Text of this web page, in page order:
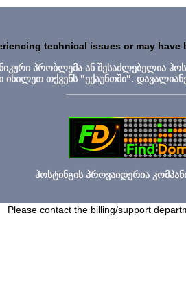
technical issues or may
პრობლემა ან შესაძლებელია
იხილეთ თქვენს "ექაუნთში".
ჰოსტინგის პროვაიდერია
Please contact the billing/support